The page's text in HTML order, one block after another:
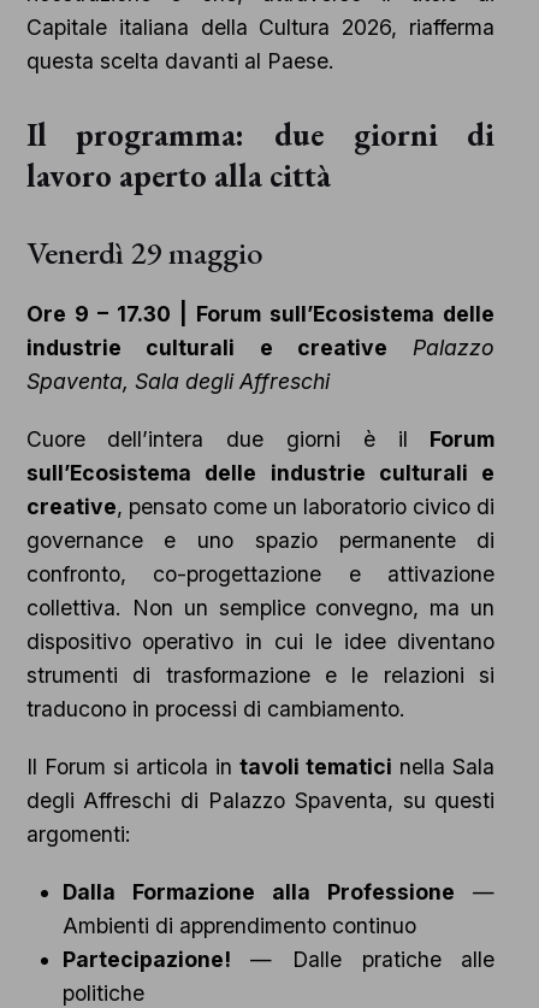
Capitale italiana della Cultura 2026, riafferma
questa scelta davanti al Paese.
Il programma: due giorni di
lavoro aperto alla città
Venerdì 29 maggio
Ore 9 – 17.30 | Forum sull’Ecosistema delle
industrie culturali e creative
Palazzo
Spaventa, Sala degli Affreschi
Cuore dell’intera due giorni è il Forum
sull’Ecosistema delle industrie culturali e
creative, pensato come un laboratorio civico di
governance e uno spazio permanente di
confronto, co-progettazione e attivazione
collettiva. Non un semplice convegno, ma un
dispositivo operativo in cui le idee diventano
strumenti di trasformazione e le relazioni si
traducono in processi di cambiamento.
Il Forum si articola intavoli tematici nella Sala
degli Affreschi di Palazzo Spaventa, su questi
argomenti:
Dalla Formazione alla Professione —
Ambienti di apprendimento continuo
Partecipazione! — Dalle pratiche alle
politiche